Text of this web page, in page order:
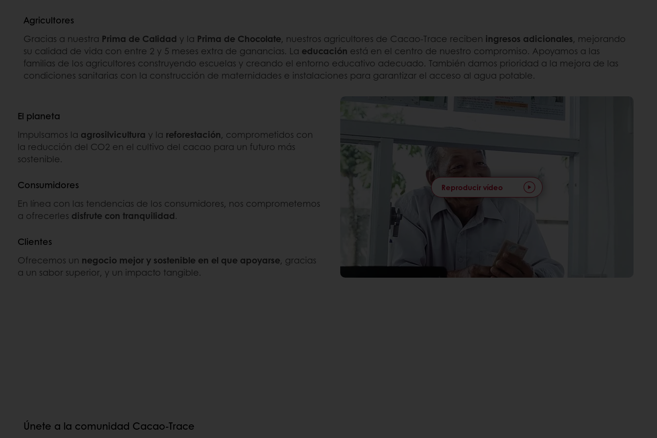
Agricultores
Gracias a nuestra Prima de Calidad y la Prima de Chocolate, nuestros agricultores de Cacao-Trace reciben ingresos adicionales, mejorando
su calidad de vida con entre 2 y 5 meses extra de ganancias. La educación está en el centro de nuestro compromiso. Apoyamos a las
familias de los agricultores construyendo escuelas y creando el entorno educativo adecuado. También damos prioridad a la mejora de las
condiciones sanitarias con la construcción de maternidades e instalaciones para garantizar el acceso al agua potable.
El planeta
Impulsamos la agrosilvicultura y la reforestación, comprometidos con
la reducción del CO2 en el cultivo del cacao para un futuro más
sostenible.
Consumidores
En línea con las tendencias de los consumidores, nos comprometemos
a ofrecerles disfrute con tranquilidad.
Clientes
Ofrecemos un negocio mejor y sostenible en el que apoyarse, gracias
a un sabor superior, y un impacto tangible.
Reproducir vídeo
Únete a la comunidad Cacao-Trace